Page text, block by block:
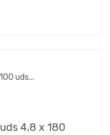
4,8 x 180